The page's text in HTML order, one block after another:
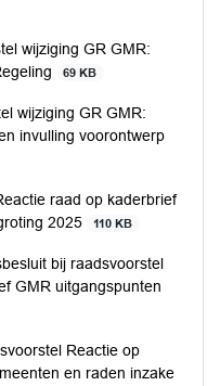
wijziging GR GMR:
69 KB
wijziging GR GMR:
invulling voorontwerp
raad op kaderbrief
2025
110 KB
bij raadsvoorstel
GMR uitgangspunten
Reactie op
en raden inzake